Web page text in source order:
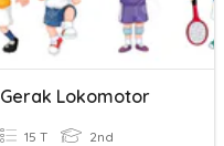
Gerak Lokomotor
15 T 2nd